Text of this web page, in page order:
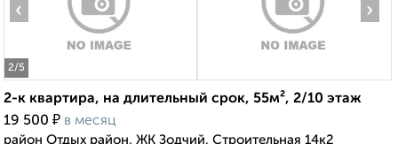
2/5
‹ ›
2-к квартира, на длительный срок, 55м², 2/10 этаж
19 500 ₽ в месяц
район Отдых район, ЖК Зодчий, Строительная 14к2